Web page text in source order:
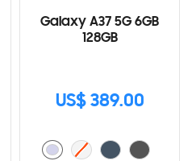
Galaxy A37 5G 6GB
128GB
US$ 389.00